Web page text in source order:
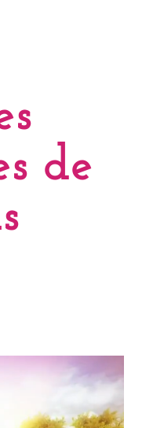
de